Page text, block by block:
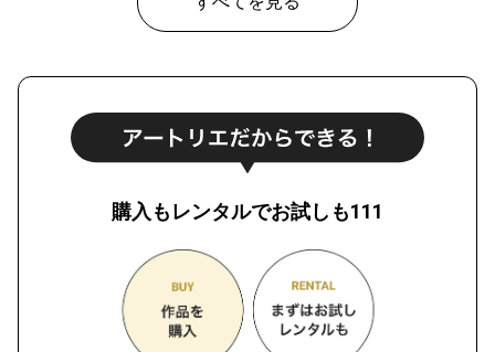
購入もレンタルでお試しも111